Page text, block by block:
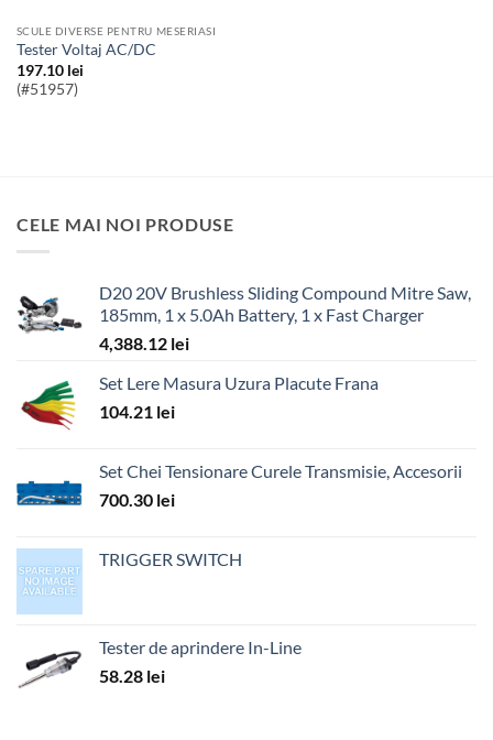
SCULE DIVERSE PENTRU MESERIASI
Tester Voltaj AC/DC
197.10 lei
(#51957)
CELE MAI NOI PRODUSE
D20 20V Brushless Sliding Compound Mitre Saw,
185mm, 1 x 5.0Ah Battery, 1 x Fast Charger
4,388.12 lei
Set Lere Masura Uzura Placute Frana
104.21 lei
Set Chei Tensionare Curele Transmisie, Accesorii
700.30 lei
TRIGGER SWITCH
Tester de aprindere In-Line
58.28 lei